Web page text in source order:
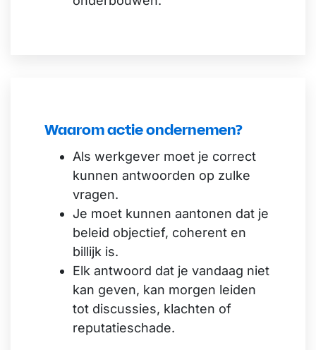
Waarom actie ondernemen?
Als werkgever moet je correct
kunnen antwoorden op zulke
vragen.
Je moet kunnen aantonen dat je
beleid objectief, coherent en
billijk is.
Elk antwoord dat je vandaag niet
kan geven, kan morgen leiden
tot discussies, klachten of
reputatieschade.